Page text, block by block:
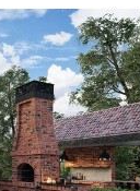
о том,
при выборе и
облицовочных
и плитка).